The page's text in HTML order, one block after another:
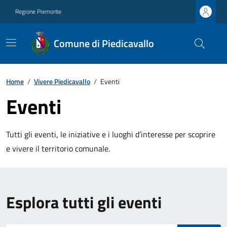
Regione Piemonte
Comune di Piedicavallo
Home / Vivere Piedicavallo / Eventi
Eventi
Tutti gli eventi, le iniziative e i luoghi d’interesse per scoprire
e vivere il territorio comunale.
Esplora tutti gli eventi